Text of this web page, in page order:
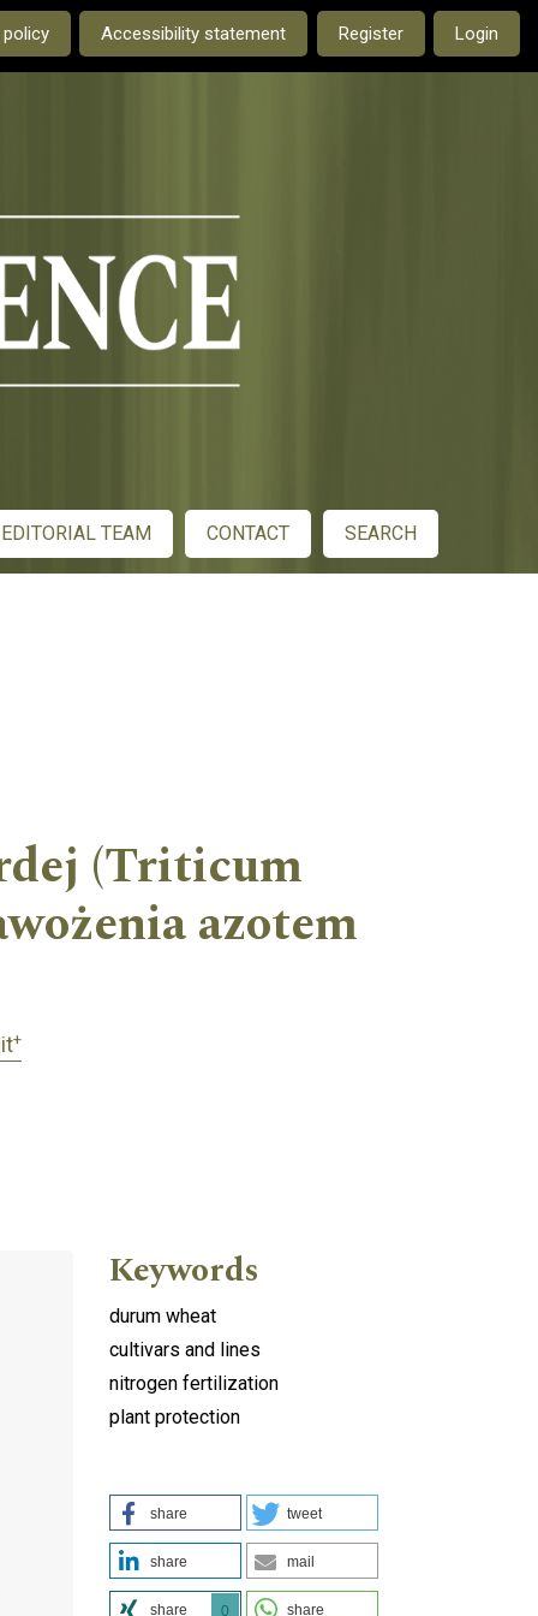
current language is:Accessibility statement Register Login
EDITORIAL TEAM CONTACT SEARCH
(Triticum
azotem
+
Keywords
durum wheat
cultivars and lines
nitrogen fertilization
plant protection
share tweet
share mail
share 0 share